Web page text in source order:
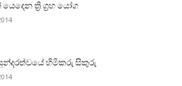
ත්‍රි ග්‍රහ යෝග
හිමිකරු සිකුරු